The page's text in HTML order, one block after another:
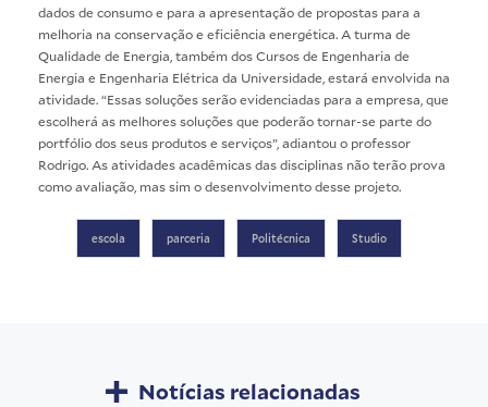
dados de consumo e para a apresentação de propostas para a
melhoria na conservação e eficiência energética. A turma de
Qualidade de Energia, também dos Cursos de Engenharia de
Energia e Engenharia Elétrica da Universidade, estará envolvida na
atividade. “Essas soluções serão evidenciadas para a empresa, que
escolherá as melhores soluções que poderão tornar-se parte do
portfólio dos seus produtos e serviços”, adiantou o professor
Rodrigo. As atividades acadêmicas das disciplinas não terão prova
como avaliação, mas sim o desenvolvimento desse projeto.
escola parceria Politécnica Studio
Notícias relacionadas